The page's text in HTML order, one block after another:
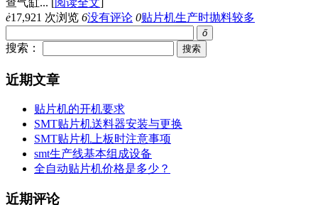
ė17,921 次浏览 6没有评论 0贴片机生产时抛料较多
ő
搜索：
近期文章
贴片机的开机要求
SMT贴片机送料器安装与更换
SMT贴片机上板时注意事项
smt生产线基本组成设备
全自动贴片机价格是多少？
近期评论